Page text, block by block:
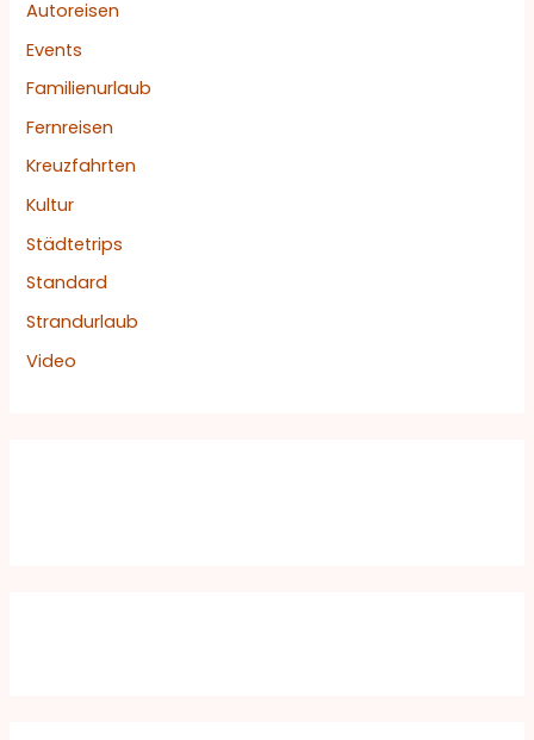
Autoreisen
Events
Familienurlaub
Fernreisen
Kreuzfahrten
Kultur
Städtetrips
Standard
Strandurlaub
Video